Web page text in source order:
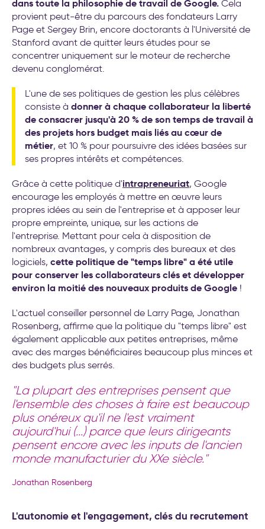
dans toute la philosophie de travail de Google. Cela
provient peut-être du parcours des fondateurs Larry
Page et Sergey Brin, encore doctorants à l'Université de
Stanford avant de quitter leurs études pour se
concentrer uniquement sur le moteur de recherche
devenu conglomérat.
L'une de ses politiques de gestion les plus célèbres
consiste à donner à chaque collaborateur la liberté
de consacrer jusqu'à 20 % de son temps de travail à
des projets hors budget mais liés au cœur de
métier, et 10 % pour poursuivre des idées basées sur
ses propres intérêts et compétences.
Grâce à cette politique d'intrapreneuriat, Google
encourage les employés à mettre en œuvre leurs
propres idées au sein de l'entreprise et à apposer leur
propre empreinte, unique, sur les actions de
l'entreprise. Mettant pour cela à disposition de
nombreux avantages, y compris des bureaux et des
logiciels, cette politique de "temps libre" a été utile
pour conserver les collaborateurs clés et développer
environ la moitié des nouveaux produits de Google !
L'actuel conseiller personnel de Larry Page, Jonathan
Rosenberg, affirme que la politique du "temps libre" est
également applicable aux petites entreprises, même
avec des marges bénéficiaires beaucoup plus minces et
des budgets plus serrés.
"La plupart des entreprises pensent que
l'ensemble des choses à faire est beaucoup
plus onéreux qu'il ne l'est vraiment
aujourd'hui (...) parce que leurs dirigeants
pensent encore avec les inputs de l'ancien
monde manufacturier du XXe siècle."
Jonathan Rosenberg
L'autonomie et l'engagement, clés du recrutement